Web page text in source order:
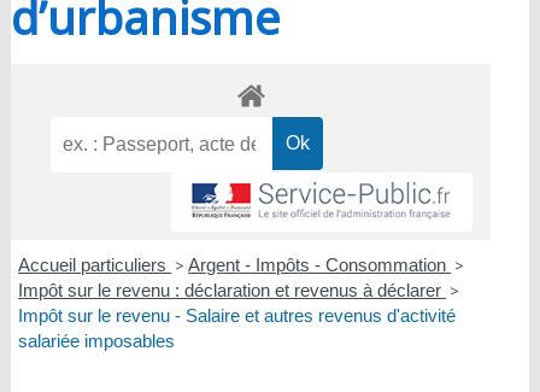
d’urbanisme
Accueil particuliers > Argent - Impôts - Consommation >
Impôt sur le revenu : déclaration et revenus à déclarer >
Impôt sur le revenu - Salaire et autres revenus d'activité
salariée imposables